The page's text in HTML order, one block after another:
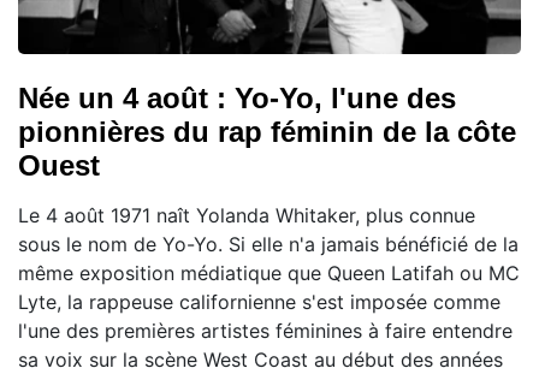
Née un 4 août : Yo-Yo, l'une des
pionnières du rap féminin de la côte
Ouest
Le 4 août 1971 naît Yolanda Whitaker, plus connue
sous le nom de Yo-Yo. Si elle n'a jamais bénéficié de la
même exposition médiatique que Queen Latifah ou MC
Lyte, la rappeuse californienne s'est imposée comme
l'une des premières artistes féminines à faire entendre
sa voix sur la scène West Coast au début des années